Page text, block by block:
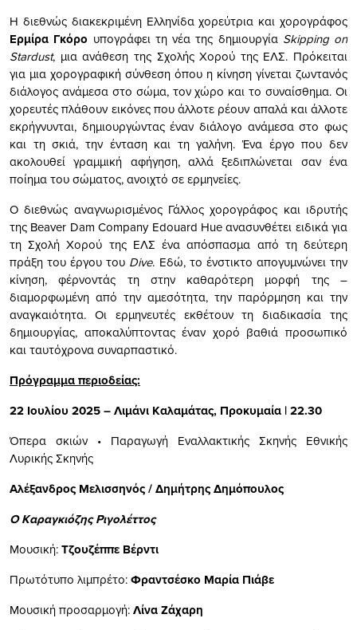
Η διεθνώς διακεκριμένη Ελληνίδα χορεύτρια και χορογράφος
Ερμίρα Γκόρο υπογράφει τη νέα της δημιουργία Skipping on
Stardust, μια ανάθεση της Σχολής Χορού της ΕΛΣ. Πρόκειται
για μια χορογραφική σύνθεση όπου η κίνηση γίνεται ζωντανός
διάλογος ανάμεσα στο σώμα, τον χώρο και το συναίσθημα. Οι
χορευτές πλάθουν εικόνες που άλλοτε ρέουν απαλά και άλλοτε
εκρήγνυνται, δημιουργώντας έναν διάλογο ανάμεσα στο φως
και τη σκιά, την ένταση και τη γαλήνη. Ένα έργο που δεν
ακολουθεί γραμμική αφήγηση, αλλά ξεδιπλώνεται σαν ένα
ποίημα του σώματος, ανοιχτό σε ερμηνείες.
Ο διεθνώς αναγνωρισμένος Γάλλος χορογράφος και ιδρυτής
της Beaver Dam Company Edouard Hue ανασυνθέτει ειδικά για
τη Σχολή Χορού της ΕΛΣ ένα απόσπασμα από τη δεύτερη
πράξη του έργου του Dive. Εδώ, το ένστικτο απογυμνώνει την
κίνηση, φέρνοντάς τη στην καθαρότερη μορφή της –
διαμορφωμένη από την αμεσότητα, την παρόρμηση και την
αναγκαιότητα. Οι ερμηνευτές εκθέτουν τη διαδικασία της
δημιουργίας, αποκαλύπτοντας έναν χορό βαθιά προσωπικό
και ταυτόχρονα συναρπαστικό.
Πρόγραμμα περιοδείας:
22 Ιουλίου 2025 – Λιμάνι Καλαμάτας, Προκυμαία | 22.30
Όπερα σκιών • Παραγωγή Εναλλακτικής Σκηνής Εθνικής
Λυρικής Σκηνής
Αλέξανδρος Μελισσηνός / Δημήτρης Δημόπουλος
Ο Καραγκιόζης Ριγολέττος
Μουσική:Τζουζέππε Βέρντι
Πρωτότυπο λιμπρέτο:Φραντσέσκο Μαρία Πιάβε
Μουσική προσαρμογή:Λίνα Ζάχαρη